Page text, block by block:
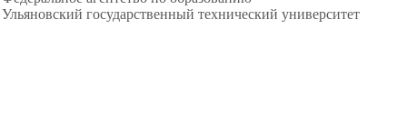
Ульяновский государственный технический университет